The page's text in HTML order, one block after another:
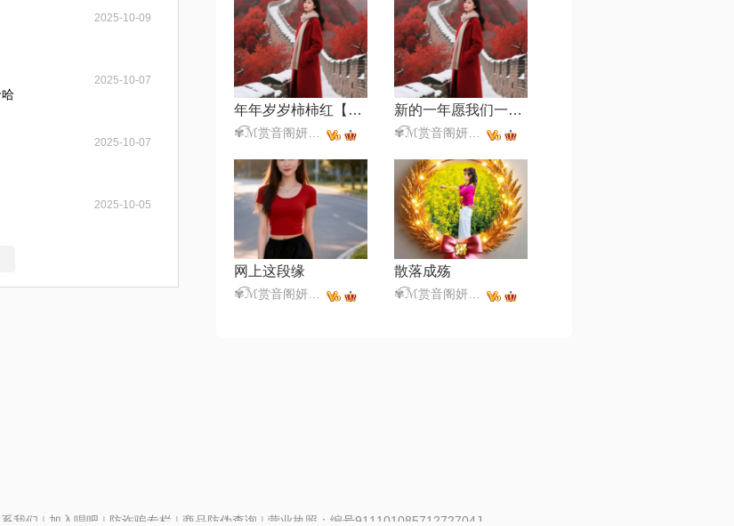
2025-10-09
2025-10-07
2025-10-07
2025-10-05
年年岁岁柿柿红【DJ版】 新的一年愿我们一切都好
网上这段缘 散落成殇
我们 | 加入唱吧 | 防诈骗专栏 | 商品防伪查询 | 营业执照：编号91110108571272704J